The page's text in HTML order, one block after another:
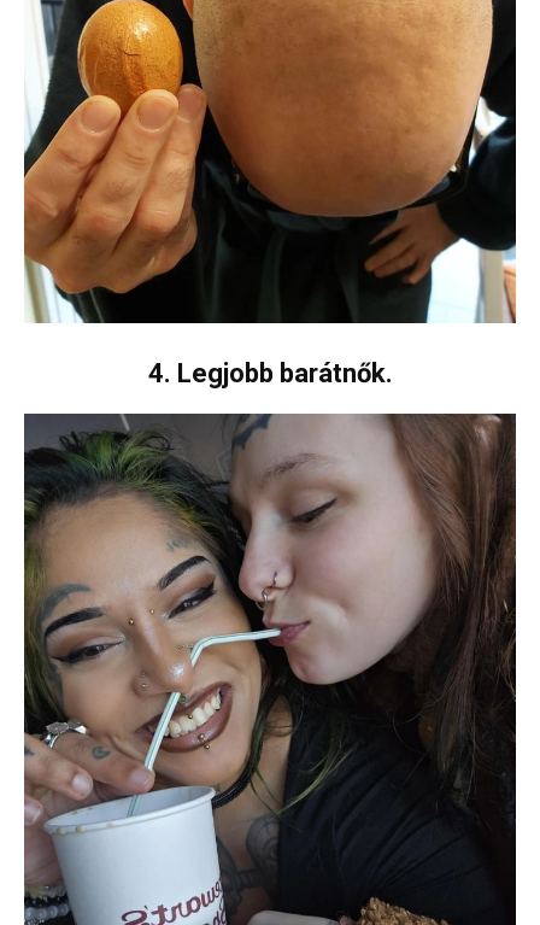
4. Legjobb barátnők.